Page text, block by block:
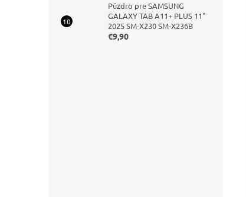
Púzdro pre SAMSUNG
GALAXY TAB A11+ PLUS 11"
2025 SM-X230 SM-X236B
€9,90